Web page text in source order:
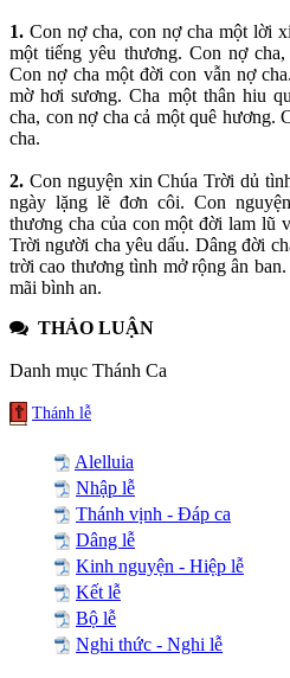
1. Con nợ cha, con nợ cha một lời
một tiếng yêu thương. Con nợ
Con nợ cha một đời con vẫn nợ
mờ hơi sương. Cha một thân hiu
cha, con nợ cha cả một quê hương.
cha.
2. Con nguyện xin Chúa Trời dủ
ngày lặng lẽ đơn côi. Con
thương cha của con một đời lam lũ
Trời người cha yêu dấu. Dâng đời
trời cao thương tình mở rộng ân
mãi bình an.
THẢO LUẬN
Danh mục Thánh Ca
Thánh lễ
Alelluia
Nhập lễ
Thánh vịnh - Đáp ca
Dâng lễ
Kinh nguyện - Hiệp lễ
Kết lễ
Bộ lễ
Nghi thức - Nghi lễ